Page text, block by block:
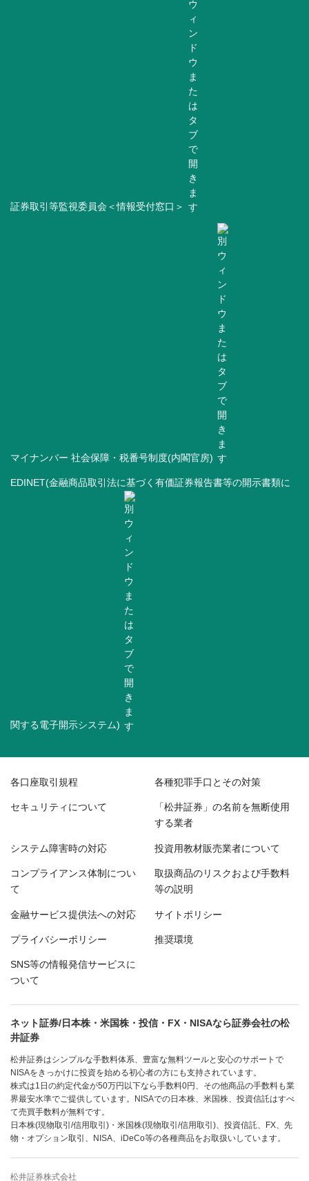
証券取引等監視委員会＜情報受付窓口＞
マイナンバー 社会保障・税番号制度(内閣官房)
EDINET(金融商品取引法に基づく有価証券報告書等の開示書類に
関する電子開示システム)
各口座取引規程 各種犯罪手口とその対策
セキュリティについて 「松井証券」の名前を無断使用
する業者
システム障害時の対応 投資用教材販売業者について
コンプライアンス体制につい
て
取扱商品のリスクおよび手数料
等の説明
金融サービス提供法への対応 サイトポリシー
プライバシーポリシー 推奨環境
SNS等の情報発信サービスに
ついて
ネット証券/日本株・米国株・投信・FX・NISAなら証券会社の松
井証券
松井証券はシンプルな手数料体系、豊富な無料ツールと安心のサポートで
NISAをきっかけに投資を始める初心者の方にも支持されています。
株式は1日の約定代金が50万円以下なら手数料0円、その他商品の手数料も業
界最安水準でご提供しています。NISAでの日本株、米国株、投資信託はすべ
て売買手数料が無料です。
日本株(現物取引/信用取引)・米国株(現物取引/信用取引)、投資信託、FX、先
物・オプション取引、NISA、iDeCo等の各種商品をお取扱いしています。
松井証券株式会社